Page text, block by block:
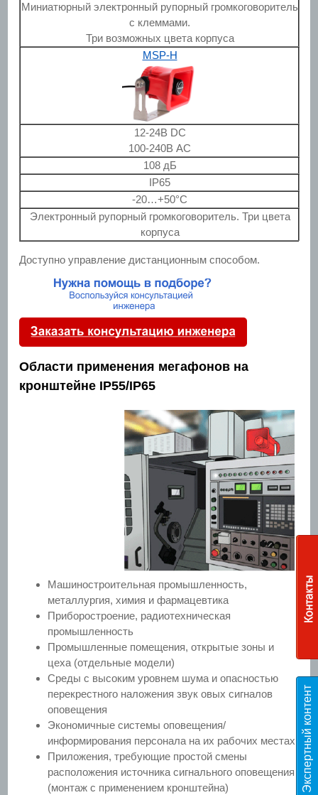
Э
к
с
п
е
р
т
н
ы
й
к
о
н
т
е
н
т
T
E
S
Миниатюрный электронный рупорный громкоговоритель
с клеммами.
Три возможных цвета корпуса
MSP-H
12-24В DC
100-240В AC
108 дБ
IP65
-20…+50°C
Электронный рупорный громкоговоритель. Три цвета
корпуса
Доступно управление дистанционным способом.
Области применения мегафонов на
кронштейне IP55/IP65
Машиностроительная промышленность,
металлургия, химия и фармацевтика
Приборостроение, радиотехническая
промышленность
Промышленные помещения, открытые зоны и
цеха (отдельные модели)
Среды с высоким уровнем шума и опасностью
перекрестного наложения звук овых сигналов
оповещения
Экономичные системы оповещения/
информирования персонала на их рабочих местах
Приложения, требующие простой смены
расположения источника сигнального оповещения
(монтаж с применением кронштейна)